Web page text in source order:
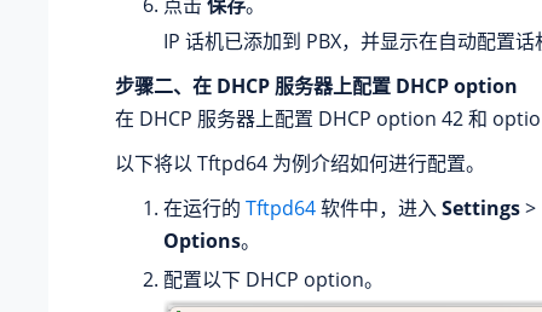
IP 话机已添加到 PBX，并显示在自动配置
步骤二、在 DHCP 服务器上配置 DHCP option
在 DHCP 服务器上配置 DHCP option 42 和
以下将以 Tftpd64 为例介绍如何进行配置。
在运行的 Tftpd64软件中，进入Settings>
Options。
配置以下 DHCP option。